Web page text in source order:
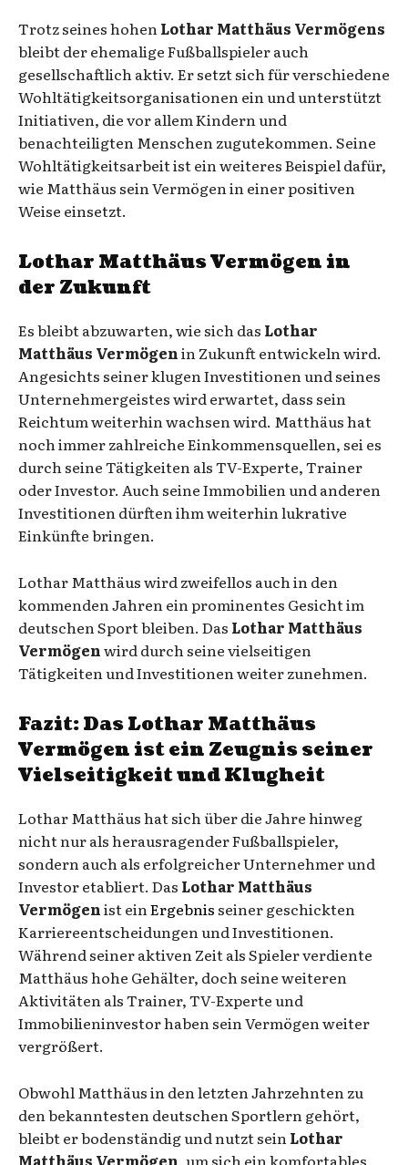
Trotz seines hohenLothar Matthäus Vermögens
bleibt der ehemalige Fußballspieler auch
gesellschaftlich aktiv. Er setzt sich für verschiedene
Wohltätigkeitsorganisationen ein und unterstützt
Initiativen, die vor allem Kindern und
benachteiligten Menschen zugutekommen. Seine
Wohltätigkeitsarbeit ist ein weiteres Beispiel dafür,
wie Matthäus sein Vermögen in einer positiven
Weise einsetzt.
Lothar Matthäus Vermögen in
der Zukunft
Es bleibt abzuwarten, wie sich das Lothar
Matthäus Vermögenin Zukunft entwickeln wird.
Angesichts seiner klugen Investitionen und seines
Unternehmergeistes wird erwartet, dass sein
Reichtum weiterhin wachsen wird. Matthäus hat
noch immer zahlreiche Einkommensquellen, sei es
durch seine Tätigkeiten als TV-Experte, Trainer
oder Investor. Auch seine Immobilien und anderen
Investitionen dürften ihm weiterhin lukrative
Einkünfte bringen.
Lothar Matthäus wird zweifellos auch in den
kommenden Jahren ein prominentes Gesicht im
deutschen Sport bleiben. Das Lothar Matthäus
Vermögenwird durch seine vielseitigen
Tätigkeiten und Investitionen weiter zunehmen.
Fazit: DasLothar Matthäus
Vermögenist ein Zeugnis seiner
Vielseitigkeit und Klugheit
Lothar Matthäus hat sich über die Jahre hinweg
nicht nur als herausragender Fußballspieler,
sondern auch als erfolgreicher Unternehmer und
Investor etabliert. Das Lothar Matthäus
Vermögenist einErgebnis seiner geschickten
Karriereentscheidungen und Investitionen.
Während seiner aktiven Zeit als Spieler verdiente
Matthäus hohe Gehälter, doch seine weiteren
Aktivitäten als Trainer, TV-Experte und
Immobilieninvestor haben sein Vermögen weiter
vergrößert.
Obwohl Matthäus in den letzten Jahrzehnten zu
den bekanntesten deutschen Sportlern gehört,
bleibt er bodenständig und nutzt seinLothar
Matthäus Vermögen , um sich ein komfortables